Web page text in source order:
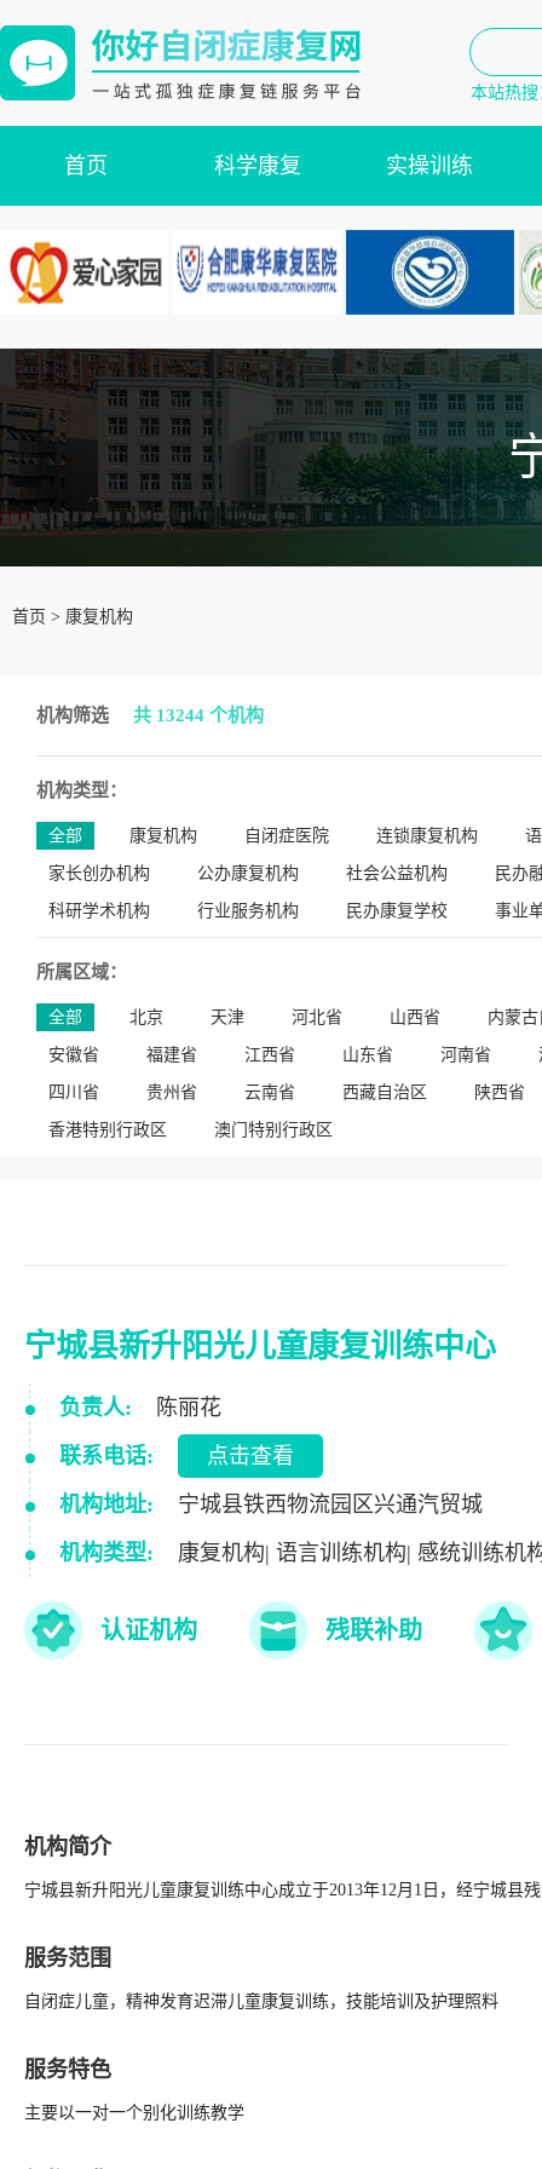
本站热搜
首页 科学康复 实操训练
首页 > 康复机构
机构筛选 共 13244 个机构
机构类型：
全部 康复机构 自闭症医院 连锁康复机构
家长创办机构 公办康复机构 社会公益机构 民办
科研学术机构 行业服务机构 民办康复学校 事业
所属区域：
全部 北京 天津 河北省 山西省 内蒙
安徽省 福建省 江西省 山东省 河南省
四川省 贵州省 云南省 西藏自治区 陕西省
香港特别行政区 澳门特别行政区
宁城县新升阳光儿童康复训练中心
负责人:
陈丽花
联系电话:
点击查看
机构地址:
宁城县铁西物流园区兴通汽贸城
机构类型:
康复机构| 语言训练机构| 感统训练机
认证机构 残联补助
机构简介
宁城县新升阳光儿童康复训练中心成立于2013年12月1日，经宁城县
服务范围
自闭症儿童，精神发育迟滞儿童康复训练，技能培训及护理照料
服务特色
主要以一对一个别化训练教学